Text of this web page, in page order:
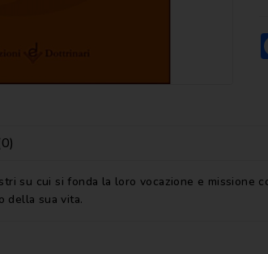
su cui si fonda la loro vocazione e missione
della sua vita.